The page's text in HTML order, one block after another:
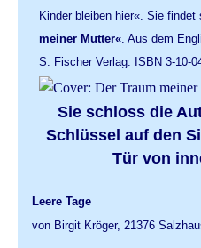
Kinder bleiben hier«. Sie
meiner Mutter«. Aus dem
S. Fischer Verlag. ISBN 3-10-
Sie schloss die
Schlüssel auf den
Tür von
Leere Tage
von Birgit Kröger, 21376